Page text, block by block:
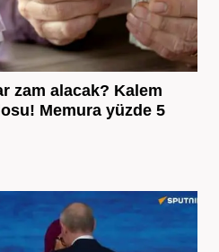
zam alacak? Kalem
Memura yüzde 5